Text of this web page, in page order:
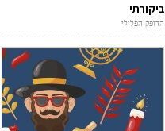
ביקורתי
הדופק הפלילי